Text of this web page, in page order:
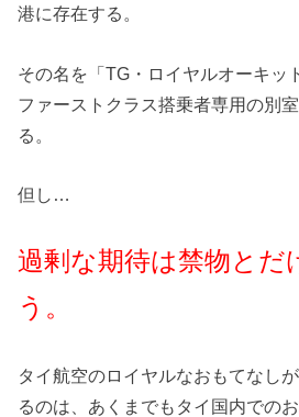
港に存在する。
その名を「TG・ロイヤルオーキッ
ファーストクラス搭乗者専用の別
る。
但し…
過剰な期待は禁物とだ
う。
タイ航空のロイヤルなおもてなし
るのは、あくまでもタイ国内での